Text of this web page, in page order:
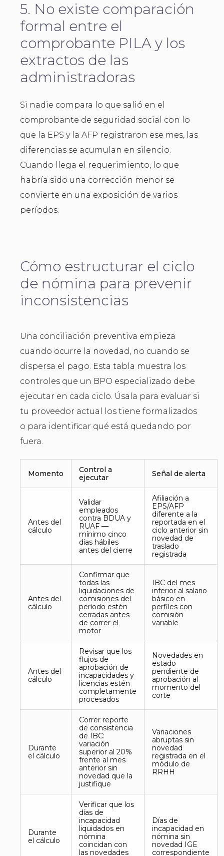
5. No existe comparación
formal entre el
comprobante PILA y los
extractos de las
administradoras
Si nadie compara lo que salió en el
comprobante de seguridad social con lo
que la EPS y la AFP registraron ese mes, las
diferencias se acumulan en silencio.
Cuando llega el requerimiento, lo que
habría sido una corrección menor se
convierte en una exposición de varios
períodos.
Cómo estructurar el ciclo
de nómina para prevenir
inconsistencias
Una conciliación preventiva empieza
cuando ocurre la novedad, no cuando se
dispersa el pago. Esta tabla muestra los
controles que un BPO especializado debe
ejecutar en cada ciclo. Úsala para evaluar si
tu proveedor actual los tiene formalizados
o para identificar qué está quedando por
fuera.
Momento
Control a
ejecutar
Señal de alerta
Antes del
cálculo
Validar
empleados
contra BDUA y
RUAF —
mínimo cinco
días hábiles
antes del cierre
Afiliación a
EPS/AFP
diferente a la
reportada en el
ciclo anterior sin
novedad de
traslado
registrada
Antes del
cálculo
Confirmar que
todas las
liquidaciones de
comisiones del
período estén
cerradas antes
de correr el
motor
IBC del mes
inferior al salario
básico en
perfiles con
comisión
variable
Antes del
cálculo
Revisar que los
flujos de
aprobación de
incapacidades y
licencias estén
completamente
procesados
Novedades en
estado
pendiente de
aprobación al
momento del
corte
Durante
el cálculo
Correr reporte
de consistencia
de IBC:
variación
superior al 20%
frente al mes
anterior sin
novedad que la
justifique
Variaciones
abruptas sin
novedad
registrada en el
módulo de
RRHH
Durante
el cálculo
Verificar que los
días de
incapacidad
liquidados en
nómina
coincidan con
las novedades
Días de
incapacidad en
nómina sin
novedad IGE
correspondiente